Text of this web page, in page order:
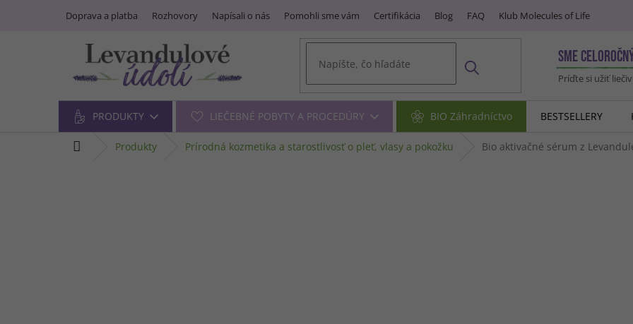
Doprava a platba Rozhovory Napísali o nás Pomohli sme vám Certifikácia Blog FAQ Klub Molecules of Life
SME
Príďte si užiť
PRODUKTY LIEČEBNÉ POBYTY A PROCEDÚRY BIO Záhradníctvo BESTSELLERY
domov produkty prírodná kozmetika a starostlivosť o pleť, vlasy a pokožku Bio aktivačné sérum z